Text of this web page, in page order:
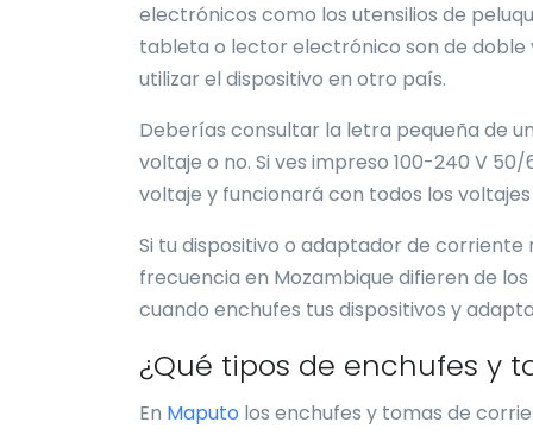
electrónicos como los utensilios de
tableta o lector electrónico son de
utilizar el dispositivo en otro país.
Deberías consultar la letra pequeña de
voltaje o no. Si ves impreso 100-240 V
voltaje y funcionará con todos los
Si tu dispositivo o adaptador de
frecuencia en Mozambique difieren de
cuando enchufes tus dispositivos y
¿Qué tipos de enchufes y
En Maputo los enchufes y tomas de